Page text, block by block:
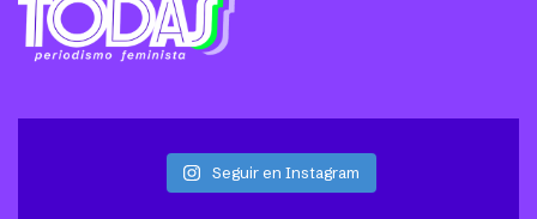
Seguir en Instagram